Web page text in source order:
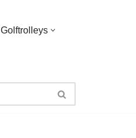
Golftrolleys